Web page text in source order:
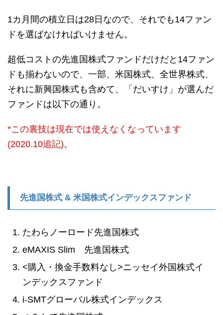
1カ月間の積立日は28日なので、それでも14ファン
ドを選ばなければいけません。
超低コストの先進国株式ファンドだけだと14ファン
ドも揃わないので、一部、米国株式、全世界株式、
それに新興国株式も含めて、「だいすけ」が選んだ
ファンドは以下の通り。
*この裏技は現在では使えなくなっています
(2020.10追記)。
先進国株式 & 米国株式インデックスファンド
たわらノーロード先進国株式
eMAXIS Slim 先進国株式
<購入・換金手数料なし>ニッセイ外国株式イ
ンデックスファンド
i-SMTグローバル株式インデックス